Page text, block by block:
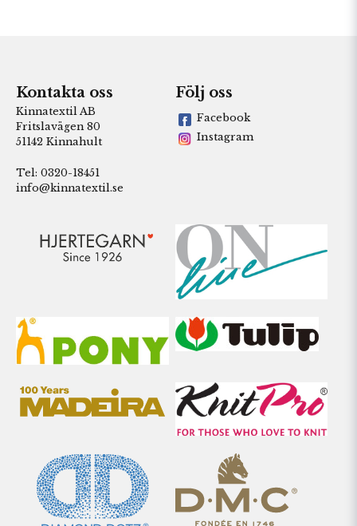
Kontakta oss
Kinnatextil AB
Fritslavägen 80
51142 Kinnahult
Tel: 0320-18451
info@kinnatextil.se
Följ oss
Facebook
Instagram